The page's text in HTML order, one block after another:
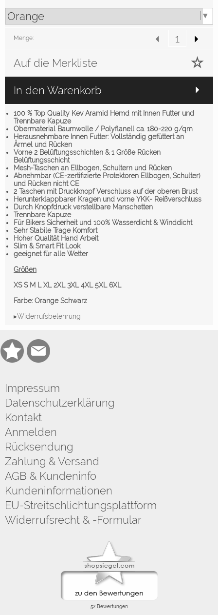
Menge:
Auf die Merkliste
In den Warenkorb
100 % Top Quality Kev Aramid Hemd mit Innen Futter und
Trennbare Kapuze
Obermaterial Baumwolle / Polyflanell ca. 180-220 g/qm
Herausnehmbare Innen Futter: Vollständig gefüttert an
Ärmel und Rücken
Vorne 2 Belüftungsschichten & 1 Größe Rücken
Belüftungsschicht
Mesh-Taschen an Ellbogen, Schultern und Rücken
Abnehmbar (CE-zertifizierte Protektoren Ellbogen, Schulter)
und Rücken nicht CE
2 Taschen mit Druckknopf Verschluss auf der oberen Brust
Herunterklappbarer Kragen und vorne YKK- Reißverschluss
Durch Knopfdruck verstellbare Manschetten
Trennbare Kapuze
Für Bikers Sicherheit und 100% Wasserdicht & Winddicht
Sehr Stabile Trage Komfort
Hoher Qualität Hand Arbeit
Slim & Smart Fit Look
geeignet für alle Wetter
Größen
XS S M L XL 2XL 3XL 4XL 5XL 6XL
Farbe: Orange Schwarz
▸Widerrufsbelehrung
Impressum
Datenschutzerklärung
Kontakt
Anmelden
Rücksendung
Zahlung & Versand
AGB & Kundeninfo
Kundeninformationen
EU-Streitschlichtungsplattform
Widerrufsrecht & -Formular